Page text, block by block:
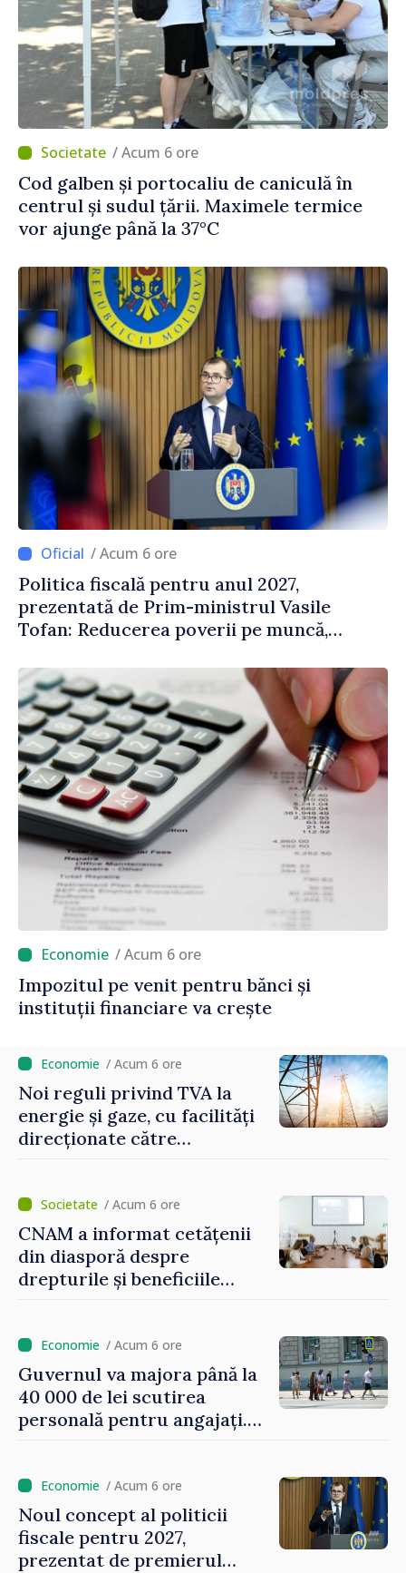
/ Acum 6 ore
Cod galben și portocaliu de caniculă în
centrul și sudul țării. Maximele termice
vor ajunge până la 37°C
/ Acum 6 ore
Politica fiscală pentru anul 2027,
prezentată de Prim-ministrul Vasile
Tofan: Reducerea poverii pe muncă,
echitabilă
/ Acum 6 ore
Impozitul pe venit pentru bănci și
instituții financiare va crește
/ Acum 6 ore
Noi reguli privind TVA la
energie și gaze, cu facilități
direcționate către
/ Acum 6 ore
CNAM a informat cetățenii
din diasporă despre
drepturile și beneficiile
/ Acum 6 ore
Guvernul va majora până la
40 000 de lei scutirea
personală pentru angajați.
oamenilor”/ Acum 6 ore
Noul concept al politicii
fiscale pentru 2027,
prezentat de premierul